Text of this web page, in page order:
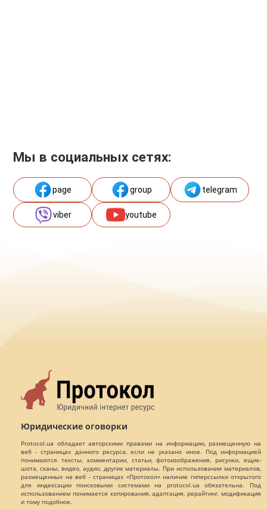
Мы в социальных сетях:
page group telegram
viber youtube
Юридические оговорки
Protocol.ua обладает авторскими правами на информацию, размещенную на
веб - страницах данного ресурса, если не указано иное. Под информацией
понимаются тексты, комментарии, статьи, фотоизображения, рисунки, ящик-
шота, сканы, видео, аудио, другие материалы. При использовании материалов,
размещенных на веб - страницах «Протокол» наличие гиперссылки открытого
для индексации поисковыми системами на protocol.ua обязательна. Под
использованием понимается копирования, адаптация, рерайтинг, модификация
и тому подобное.